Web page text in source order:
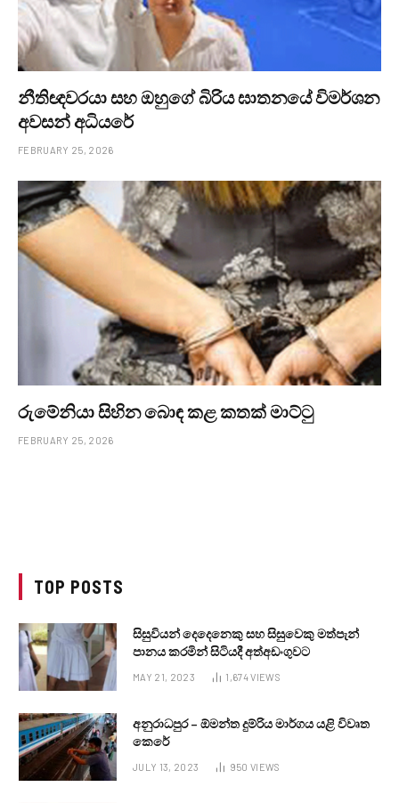
නීතිඥවරයා සහ ඔහුගේ බිරිය ඝාතනයේ විමර්ශන
අවසන් අධියරේ
FEBRUARY 25, 2026
රුමේනියා සිහින බොඳ කළ කතක් මාට්ටු
FEBRUARY 25, 2026
TOP POSTS
සිසුවියන් දෙදෙනෙකු සහ සිසුවෙකු මත්පැන්
පානය කරමින් සිටියදී අත්අඩංගුවට
MAY 21, 2023 1,674VIEWS
අනුරාධපුර – ඕමන්ත දුම්රිය මාර්ගය යළි විවෘත
කෙරේ
JULY 13, 2023 950 VIEWS